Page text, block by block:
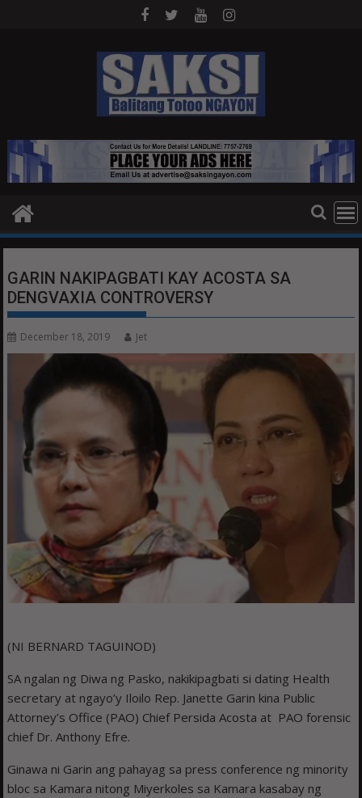
GARIN NAKIPAGBATI KAY ACOSTA SA
DENGVAXIA CONTROVERSY
December 18, 2019 Jet
(NI BERNARD TAGUINOD)
SA ngalan ng Diwa ng Pasko, nakikipagbati si dating Health
secretary at ngayo’y Iloilo Rep. Janette Garin kina Public
Attorney’s Office (PAO) Chief Persida Acosta at PAO forensic
chief Dr. Anthony Efre.
Ginawa ni Garin ang pahayag sa press conference ng minority
bloc sa Kamara nitong Miyerkoles sa Kamara kasabay ng